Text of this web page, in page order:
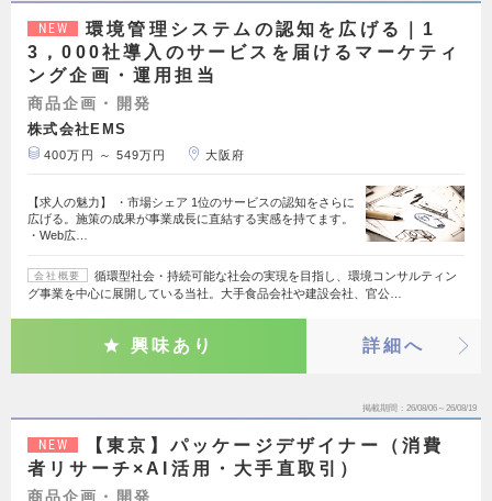
NEW
環境管理システムの認知を広げる｜1
3，000社導入のサービスを届けるマーケティ
ング企画・運用担当
商品企画・開発
株式会社EMS
400万円 ～ 549万円 大阪府
【求人の魅力】 ・市場シェア 1位のサービスの認知をさらに
広げる。施策の成果が事業成長に直結する実感を持てます。
・Web広…
会社概要
循環型社会・持続可能な社会の実現を目指し、環境コンサルティン
グ事業を中心に展開している当社。大手食品会社や建設会社、官公…
興味あり 詳細へ
掲載期間 26/08/06～26/08/19
NEW
【東京】パッケージデザイナー（消費
者リサーチ×AI活用・大手直取引）
商品企画・開発